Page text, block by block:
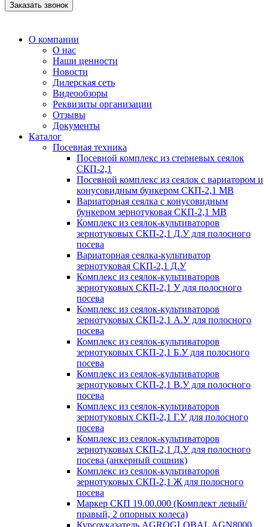
Заказать звонок
О компании
О нас
Наши ценности
Новости
Дилерская сеть
Видеообзоры
Реквизиты организации
Отзывы
Документы
Каталог
Посевная техника
Посевной комплекс из стерневых сеялок
СКП-2,1
Посевной комплекс из сеялок с вариатором и
конусовидным бункером СКП-2,1 МВ
Вариаторная сеялка с конусовидным
бункером зернотуковая СКП-2,1 МВ
Комплекс из сеялок-культиваторов
зернотуковых СКП-2,1 Д.У для полосного
посева
Вариаторная сеялка-культиватор
зернотуковая СКП-2,1 Д.У
Комплекс из сеялок-культиваторов
зернотуковых СКП-2,1 У для полосного
посева
Комплекс из сеялок-культиваторов
зернотуковых СКП-2,1 А.У для полосного
посева
Комплекс из сеялок-культиваторов
зернотуковых СКП-2,1 Б.У для полосного
посева
Комплекс из сеялок-культиваторов
зернотуковых СКП-2,1 В.У для полосного
посева
Комплекс из сеялок-культиваторов
зернотуковых СКП-2,1 Г.У для полосного
посева
Комплекс из сеялок-культиваторов
зернотуковых СКП-2,1 Д.У для полосного
посева (анкерный сошник)
Комплекс из сеялок-культиваторов
зернотуковых СКП-2,1 Ж для полосного
посева
Маркер СКП 19.00.000 (Комплект левый/
правый, 2 опорных колеса)
Курсоуказатель AGROGLOBAL AGN8000